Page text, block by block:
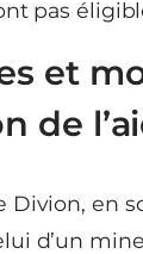
pas
et
de
Divion, en
d’un